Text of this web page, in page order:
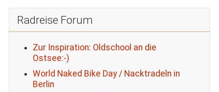
Radreise Forum
Zur Inspiration: Oldschool an die
Ostsee:-)
World Naked Bike Day / Nacktradeln in
Berlin